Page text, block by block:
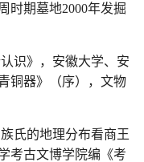
期墓地2000年发掘
识》，安徽大学、安
铜器》（序），文物
氏的地理分布看商王
考古文博学院编《考